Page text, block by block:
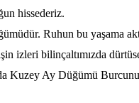
hissederiz.
Ruhun bu yaşama
izleri bilinçaltımızda
Kuzey Ay Düğümü